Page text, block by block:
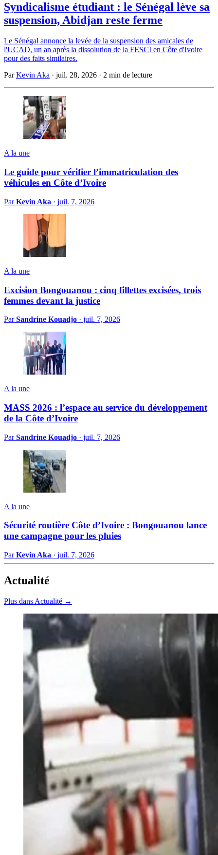
Syndicalisme étudiant : le Sénégal lève sa
suspension, Abidjan reste ferme
Le Sénégal annonce la levée de la suspension des amicales de
l'UCAD, un an après la dissolution de la FESCI en Côte d'Ivoire
pour des faits similaires.
ParKevin Aka · juil. 28, 2026 · 2 min de lecture
A la une
Le guide pour vérifier l’immatriculation des
véhicules en Côte d’Ivoire
ParKevin Aka · juil. 7, 2026
A la une
Excision Bongouanou : cinq fillettes excisées, trois
femmes devant la justice
ParSandrine Kouadjo · juil. 7, 2026
A la une
MASS 2026 : l’espace au service du développement
de la Côte d’Ivoire
ParSandrine Kouadjo · juil. 7, 2026
A la une
Sécurité routière Côte d’Ivoire : Bongouanou lance
une campagne pour les pluies
ParKevin Aka · juil. 7, 2026
Actualité
Plus dans Actualité →